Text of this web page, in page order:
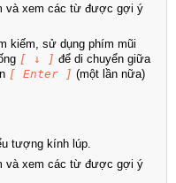
và xem các từ được gợi ý
kiếm, sử dụng phím mũi
[ ↓ ] để di chuyển giữa
[ Enter ] (một lần nữa)
tượng kính lúp.
và xem các từ được gợi ý